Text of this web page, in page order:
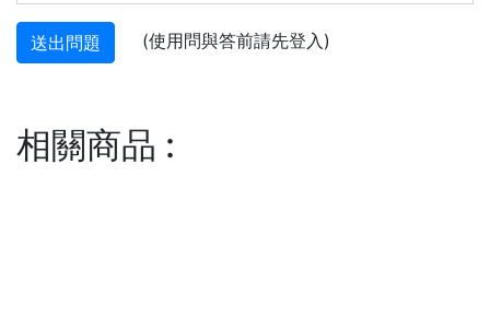
送出問題 (使用問與答前請先登入)
相關商品 :